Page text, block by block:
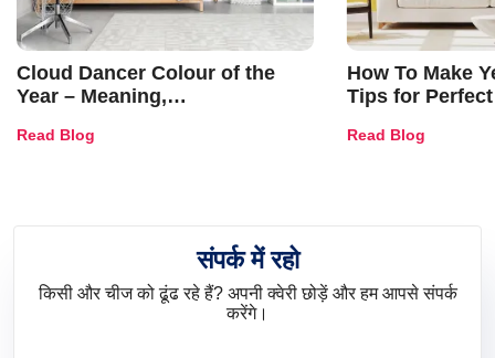
Cloud Dancer Colour of the
Year – Meaning,
and Trends
Read Blog
How To Make
Tips for
Read Blog
संपर्क में रहो
किसी और चीज को ढूंढ रहे हैं? अपनी क्वेरी छोड़ें और हम आपसे संपर्क
करेंगे।